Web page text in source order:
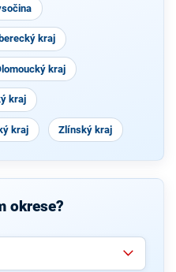
kraj
kraj
kraj
kraj Zlínský kraj
okrese?